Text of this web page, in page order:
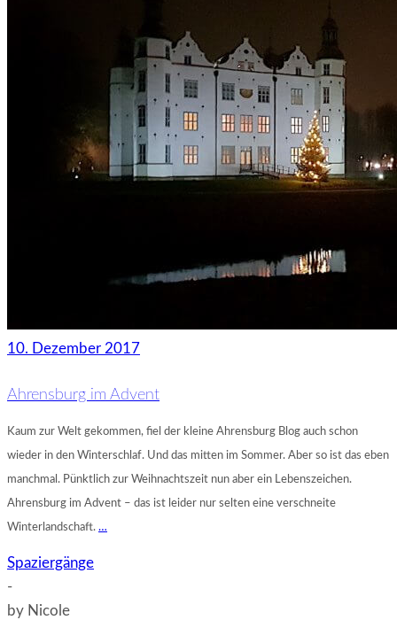
10. Dezember 2017
Ahrensburg im Advent
Kaum zur Welt gekommen, fiel der kleine Ahrensburg Blog auch schon
wieder in den Winterschlaf. Und das mitten im Sommer. Aber so ist das eben
manchmal. Pünktlich zur Weihnachtszeit nun aber ein Lebenszeichen.
Ahrensburg im Advent – das ist leider nur selten eine verschneite
Winterlandschaft. …
Spaziergänge
-
by Nicole